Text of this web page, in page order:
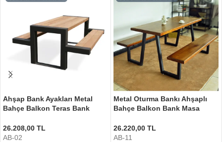
Ahşap Bank Ayakları Metal
Bahçe Balkon Teras Bank
26.208,00 TL
AB-02
Metal Oturma Bankı Ahşaplı
Bahçe Balkon Bank Masa
26.220,00 TL
AB-11